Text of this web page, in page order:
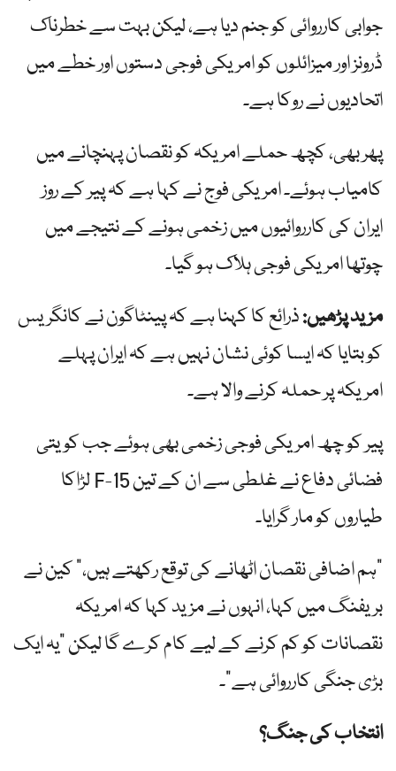
جوابی کارروائی کو جنم دیا ہے، لیکن بہت سے خطرناک
ڈرونز اور میزائلوں کو امریکی فوجی دستوں اور خطے میں
اتحادیوں نے روکا ہے۔
پھر بھی، کچھ حملے امریکہ کو نقصان پہنچانے میں
کامیاب ہوئے۔ امریکی فوج نے کہا ہے کہ پیر کے روز
ایران کی کارروائیوں میں زخمی ہونے کے نتیجے میں
چوتھا امریکی فوجی ہلاک ہو گیا۔
مزید پڑھیں:ذرائع کا کہنا ہے کہ پینٹاگون نے کانگریس
کو بتایا کہ ایسا کوئی نشان نہیں ہے کہ ایران پہلے
امریکہ پر حملہ کرنے والا ہے۔
پیر کو چھ امریکی فوجی زخمی بھی ہوئے جب کویتی
فضائی دفاع نے غلطی سے ان کے تین F-15 لڑاکا
طیاروں کو مار گرایا۔
"ہم اضافی نقصان اٹھانے کی توقع رکھتے ہیں،” کین نے
بریفنگ میں کہا، انہوں نے مزید کہا کہ امریکہ
نقصانات کو کم کرنے کے لیے کام کرے گا لیکن "یہ ایک
بڑی جنگی کارروائی ہے”۔
انتخاب کی جنگ؟